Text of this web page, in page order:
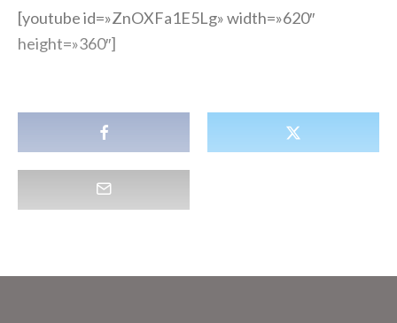
[youtube id=»ZnOXFa1E5Lg» width=»620″
height=»360″]